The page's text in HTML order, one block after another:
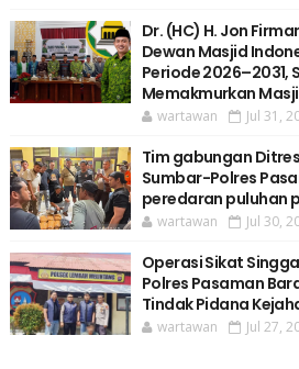
Dr. (HC) H. Jon
Dewan Masjid
Periode 2026–2031,
Memakmurkan
wartawan Jul 31,
Tim gabungan
Sumbar-Polres
peredaran puluhan
wartawan Jul 30,
Operasi Sikat
Polres Pasaman
Tindak Pidana
wartawan Jul 27,